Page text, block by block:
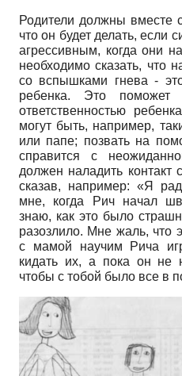
Родители должны вместе
что он будет делать, если
агрессивным, когда они
необходимо сказать, что
со вспышками гнева -
ребенка. Это поможет
ответственностью
могут быть, например,
или папе; позвать на
справится с
должен наладить контакт
сказав, например: «Я
мне, когда Рич начал
знаю, как это было
разозлило. Мне жаль, что
с мамой научим Рича
кидать их, а пока он не
чтобы с тобой было все в